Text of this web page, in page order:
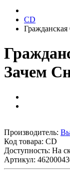
CD
Зачем
Производитель:
Код товара: CD
Доступность: На
Артикул: